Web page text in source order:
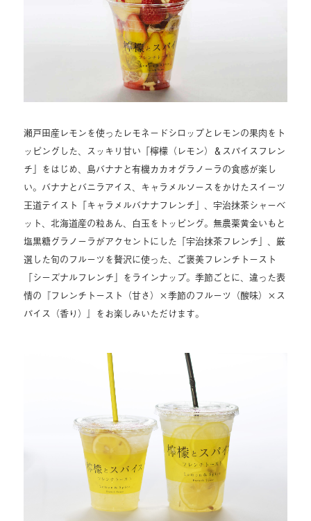
瀬戸田産レモンを使ったレモネードシロップとレモンの果肉をト
ッピングした、スッキリ甘い「檸檬（レモン）＆スパイスフレン
チ」をはじめ、島バナナと有機カカオグラノーラの食感が楽し
い。バナナとバニラアイス、キャラメルソースをかけたスイーツ
王道テイスト「キャラメルバナナフレンチ」、宇治抹茶シャーベ
ット、北海道産の粒あん、白玉をトッピング。無農薬黄金いもと
塩黒糖グラノーラがアクセントにした「宇治抹茶フレンチ」、厳
選した旬のフルーツを贅沢に使った、ご褒美フレンチトースト
「シーズナルフレンチ」をラインナップ。季節ごとに、違った表
情の『フレンチトースト（甘さ）×季節のフルーツ（酸味）×ス
パイス（香り）』をお楽しみいただけます。